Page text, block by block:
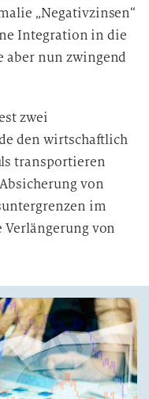
„Negativzinsen“
Integration in die
aber nun zwingend
zwei
den wirtschaftlich
transportieren
von
im
von